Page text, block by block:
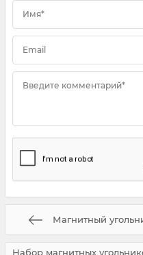
Имя*
Email
Введите комментарий*
Магнитный
Набор магнитных